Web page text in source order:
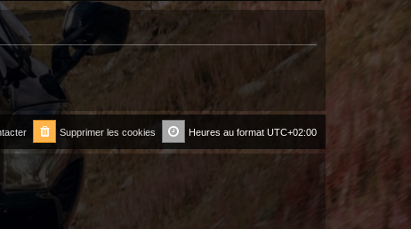
Heures au format UTC+02:00
Supprimer les cookies